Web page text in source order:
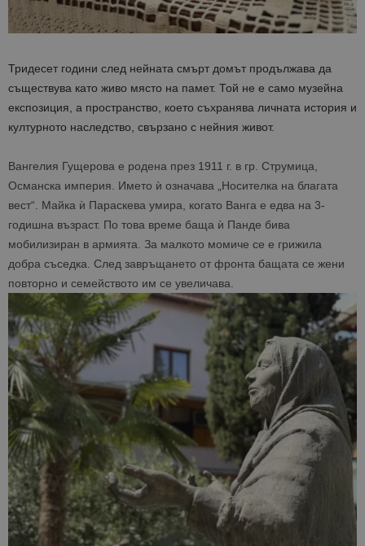
Тридесет години след нейната смърт домът продължава да
съществува като живо място на памет. Той не е само музейна
експозиция, а пространство, което съхранява личната история и
културното наследство, свързано с нейния живот.
Вангелия Гущерова е родена през 1911 г. в гр. Струмица,
Османска империя. Името ѝ означава „Носителка на благата
вест“. Майка ѝ Параскева умира, когато Ванга е едва на 3-
годишна възраст. По това време баща ѝ Панде бива
мобилизиран в армията. За малкото момиче се е грижила
добра съседка. След завръщането от фронта бащата се жени
повторно и семейството им се увеличава.
.statcounter.com
1 месец
се
да се
дали
е
уникален
посетител
помага за
цели.
is_unique
StatCounter
Ltd
.statcounter.com
1 година
1 месец
Тази
да
първи път
_ga_B09EBBY8PY
.bgtourism.bg
1 година
1 месец
Тази
се
Google
за
сесията.
_ga_WXPDN4HSCV
.bgtourism.bg
1 година
1 месец
Тази
се
Google
за
сесията.
_ga_FK650GXHRZ
.bgtourism.bg
1 година
1 месец
Тази
за
.bgtourism.bg
на броя
посещения.